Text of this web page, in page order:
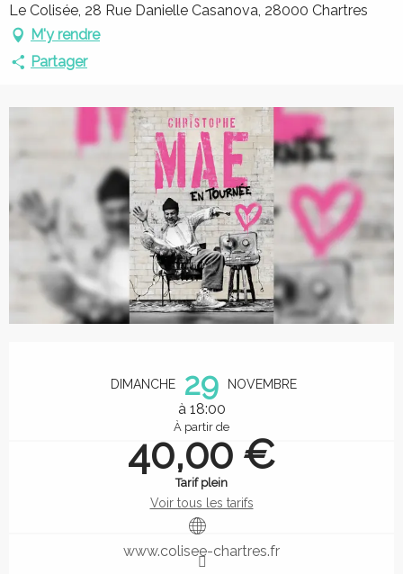
Le Colisée, 28 Rue Danielle Casanova, 28000 Chartres
M'y rendre
Partager
DIMANCHE 29 NOVEMBRE
à 18:00
À partir de
40,00 €
Tarif plein
Voir tous les tarifs
www.colisee-chartres.fr